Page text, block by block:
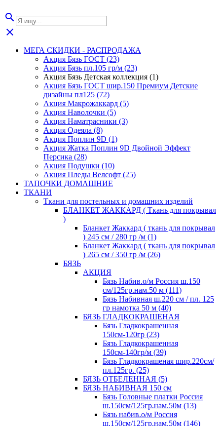
search
close
МЕГА СКИДКИ - РАСПРОДАЖА
Акция Бязь ГОСТ (23)
Акция Бязь пл.105 гр/м (23)
Акция Бязь Детская коллекция (1)
Акция Бязь ГОСТ шир.150 Премиум Детские
дизайны пл125 (72)
Акция Макрожаккард (5)
Акция Наволочки (5)
Акция Наматрасники (3)
Акция Одеяла (8)
Акция Поплин 9D (1)
Акция Жатка Поплин 9D Двойной Эффект
Персика (28)
Акция Подушки (10)
Акция Пледы Велсофт (25)
ТАПОЧКИ ДОМАШНИЕ
ТКАНИ
Ткани для постельных и домашних изделий
БЛАНКЕТ ЖАККАРД ( Ткань для покрывал
)
Бланкет Жаккард ( ткань для покрывал
) 245 см / 280 гр /м (1)
Бланкет Жаккард ( ткань для покрывал
) 265 см / 350 гр /м (26)
БЯЗЬ
АКЦИЯ
Бязь Набив.о/м Россия ш.150
см/125гр.нам.50 м (111)
Бязь Набивная ш.220 см / пл. 125
гр намотка 50 м (40)
БЯЗЬ ГЛАДКОКРАШЕНАЯ
Бязь Гладкокрашенная
150см-120гр (23)
Бязь Гладкокрашенная
150см-140гр/м (39)
Бязь Гладкокрашеная шир.220см/
пл.125гр. (25)
БЯЗЬ ОТБЕЛЕННАЯ (5)
БЯЗЬ НАБИВНАЯ 150 см
Бязь Головные платки Россия
ш.150см/125гр.нам.50м (13)
Бязь набив.о/м Россия
ш.150см/125гр.нам.50м (146)